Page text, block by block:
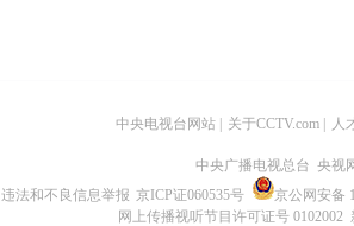
中央电视台网站 关于CCTV.com 人
中央广播电视总台 央视
违法和不良信息举报 京ICP证060535号
京公网安备
网上传播视听节目许可证号 0102002